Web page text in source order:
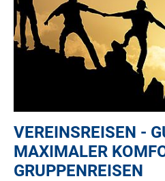
VEREINSREISEN -
MAXIMALER
GRUPPENREISEN